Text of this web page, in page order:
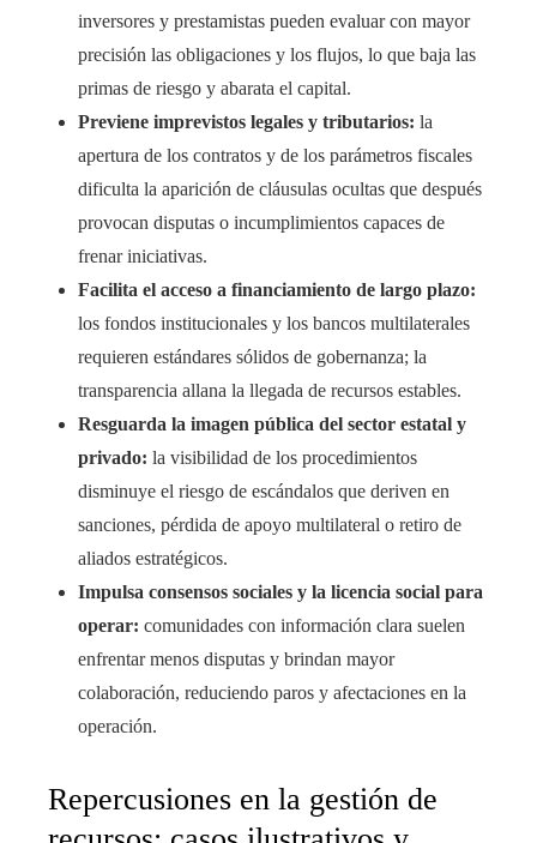
inversores y prestamistas pueden evaluar con mayor
precisión las obligaciones y los flujos, lo que baja las
primas de riesgo y abarata el capital.
Previene imprevistos legales y tributarios: la
apertura de los contratos y de los parámetros fiscales
dificulta la aparición de cláusulas ocultas que después
provocan disputas o incumplimientos capaces de
frenar iniciativas.
Facilita el acceso a financiamiento de largo plazo:
los fondos institucionales y los bancos multilaterales
requieren estándares sólidos de gobernanza; la
transparencia allana la llegada de recursos estables.
Resguarda la imagen pública del sector estatal y
privado: la visibilidad de los procedimientos
disminuye el riesgo de escándalos que deriven en
sanciones, pérdida de apoyo multilateral o retiro de
aliados estratégicos.
Impulsa consensos sociales y la licencia social para
operar: comunidades con información clara suelen
enfrentar menos disputas y brindan mayor
colaboración, reduciendo paros y afectaciones en la
operación.
Repercusiones en la gestión de